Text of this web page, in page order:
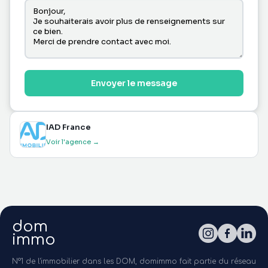
Envoyer le message
IAD France
Voir l'agence →
dom
immo
N°1 de l'immobilier dans les DOM, domimmo fait partie du réseau